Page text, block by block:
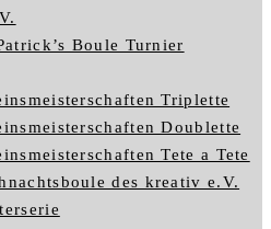
Boule Turnier
Triplette
Doublette
Tete a Tete
des kreativ e.V.